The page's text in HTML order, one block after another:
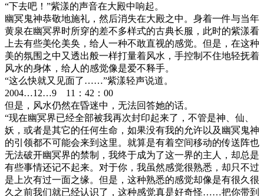
“下去吧！”紫漾的声音在大殿中响起。
幽冥鬼神恭敬地施礼，然后消失在大殿之中。身着一件与当年
黄泉在幽冥界时所穿的差不多样式的古典长服，此时的紫漾看
上去有些美伦美奂，给人一种不敢直视的感觉。但是，在这种
美的氛围之中又透出般一样打量着风水，手控制不住地轻抚着
风水的身体，给人的感觉像是爱不释手。
“这么快就又见面了……”紫漾轻声说道。
2004…12…9 11：42：00
但是，风水仍然在昏迷中，无法回答她的话。
“现在幽冥界已经全部被我再次封印起来了，不管是神、仙、
妖，或者是其它的任何生命，如果没有我的允许以及幽冥鬼神
的引领都不可能会来到这里。就算是有着空间移动的传送阵也
无法破开幽冥界的禁制，我终于成为了这一界的主人，却总是
有些事情还记不起来。对于你，我虽然感觉很熟悉，却只不过
是上次有过一面之缘。但是，这种熟悉的感觉却像是有很久很
久之前我们就已经认识了，这种感觉真是好奇怪……把你带到